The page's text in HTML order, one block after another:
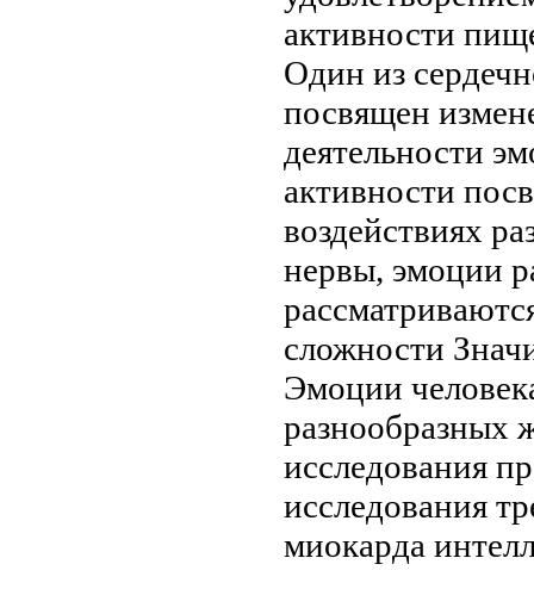
активности
Один из
посвящен
деятельности
активности
воздействиях
нервы, эмоции
сложности
Эмоции
разнообразных
исследования
исследования
миокарда